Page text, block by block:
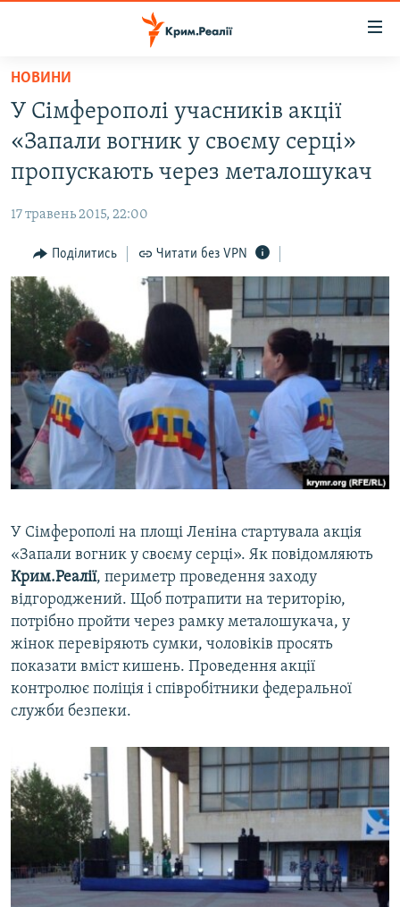
Перейти
основного
матеріалу
до
основної
навігації
Перейти
до
пошуку
НОВИНИ
ВОДА.КРИМ
БЛОГИ
ПОГЛЯД
ІНТЕРВ'Ю
ВСЕ ЗА ДЕНЬ
СПЕЦПРОЕКТИ
ДЕПОРТАЦІЯ
ВІДЕОУРОКИ «ELIFBE»
СВІДЧЕННЯ ОКУПАЦІЇ
УКРАЇНСЬКА ПРОБЛЕМА КРИМУ
ЯК ОБІЙТИ БЛОКУВАННЯ
Русский
Qırımtatar
Усі сайти RFE/RL
НОВИНИ
У Сімферополі учасників акції
«Запали вогник у своєму серці»
пропускають через металошукач
17 травень 2015, 22:00
Поділитись Читати без VPN
У Сімферополі на площі Леніна стартувала акція
«Запали вогник у своєму серці». Як повідомляють
Крим.Реалії, периметр проведення заходу
відгороджений. Щоб потрапити на територію,
потрібно пройти через рамку металошукача, у
жінок перевіряють сумки, чоловіків просять
показати вміст кишень. Проведення акції
контролює поліція і співробітники федеральної
служби безпеки.